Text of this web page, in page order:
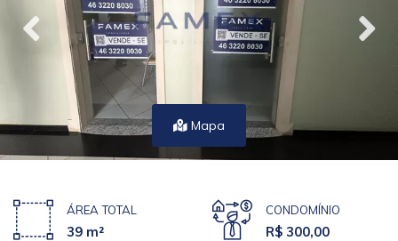
Mapa
ÁREA TOTAL
39 m²
CONDOMÍNIO
R$ 300,00